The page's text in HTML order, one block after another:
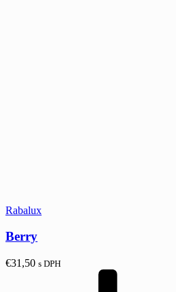
Rabalux
Berry
€31,50 s DPH